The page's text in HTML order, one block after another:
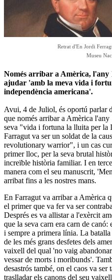
Retrat d'En Jordi
Museu
Només arribar a Amèrica,
ajudar 'amb la meva vida i
independència americana'.
Avui, 4 de Juliol, és oportú parlar
que només arribar a Amèrica
seva "vida i fortuna la lluita per la
Farragut va ser un soldat de la
revolutionary warrior", i un cas
primer lloc, per la seva brutal
increïble història familiar. I en
manera com el seu manuscrit,
arribat fins a les nostres mans.
En Farragut va arribar a Amèrica
el primer que va fer va ser
Després es va allistar a l'exèrcit
que la seva carn era carn de
i sempre a primera línia. La
de les més grans desfetes dels
vaixell del qual 'no vaig
vessar de morts i moribunds'.
desastrós també, on el caos va
traslladar els canons del seu